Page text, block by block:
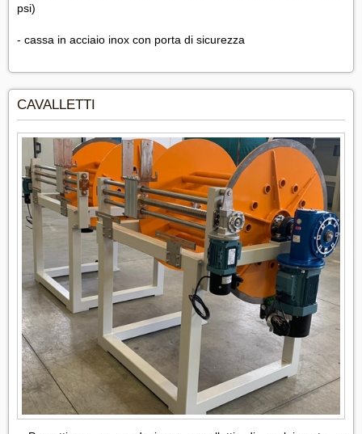
psi)
- cassa in acciaio inox con porta di sicurezza
CAVALLETTI